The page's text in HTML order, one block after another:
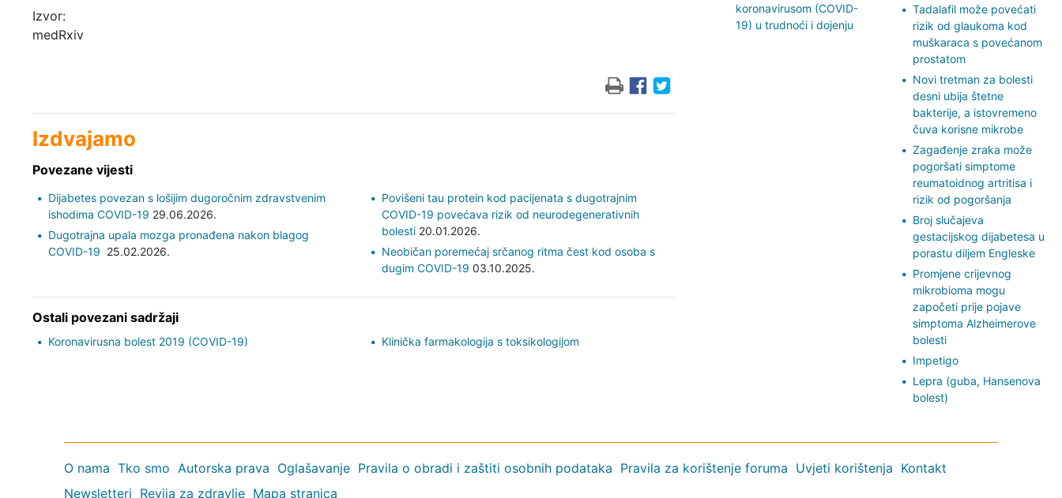
Izvor:
medRxiv
Izdvajamo
Povezane vijesti
Dijabetes povezan s lošijim dugoročnim zdravstvenim
ishodima COVID-19 29.06.2026.
Dugotrajna upala mozga pronađena nakon blagog
COVID-19 25.02.2026.
Povišeni tau protein kod pacijenata s dugotrajnim
COVID-19 povećava rizik od neurodegenerativnih
bolesti 20.01.2026.
Neobičan poremećaj srčanog ritma čest kod osoba s
dugim COVID-19 03.10.2025.
Ostali povezani sadržaji
Koronavirusna bolest 2019 (COVID-19) Klinička farmakologija s toksikologijom
koronavirusom (COVID-
19) u trudnoći i dojenju
Tadalafil može povećati
rizik od glaukoma kod
muškaraca s povećanom
prostatom
Novi tretman za bolesti
desni ubija štetne
bakterije, a istovremeno
čuva korisne mikrobe
Zagađenje zraka može
pogoršati simptome
reumatoidnog artritisa i
rizik od pogoršanja
Broj slučajeva
gestacijskog dijabetesa u
porastu diljem Engleske
Promjene crijevnog
mikrobioma mogu
započeti prije pojave
simptoma Alzheimerove
bolesti
Impetigo
Lepra (guba, Hansenova
bolest)
O nama Tko smo Autorska prava Oglašavanje Pravila o obradi i zaštiti osobnih podataka Pravila za korištenje foruma Uvjeti korištenja Kontakt
Newsletteri Revija za zdravlje Mapa stranica